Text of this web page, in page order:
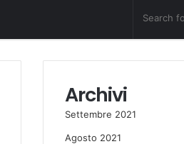
Archivi
Settembre 2021
Agosto 2021